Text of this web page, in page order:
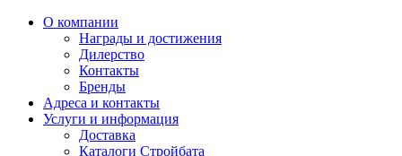
О компании
Награды и достижения
Дилерство
Контакты
Бренды
Адреса и контакты
Услуги и информация
Доставка
Каталоги Стройбата